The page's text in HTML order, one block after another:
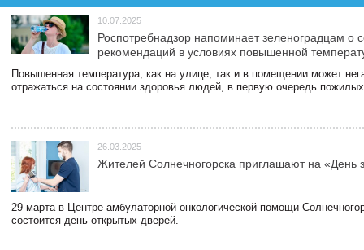
10.07.2025
Роспотребнадзор напоминает зеленоградцам о
рекомендаций в условиях повышенной
Повышенная температура, как на улице, так и в помещении может
отражаться на состоянии здоровья людей, в первую очередь
26.03.2025
Жителей Солнечногорска приглашают на «День
29 марта в Центре амбулаторной онкологической помощи
состоится день открытых дверей.